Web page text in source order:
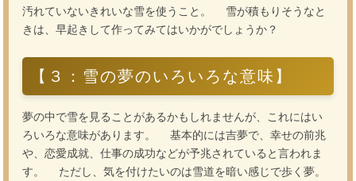
汚れていないきれいな雪を使うこと。 雪が積もりそうなと
きは、早起きして作ってみてはいかがでしょうか？
【３：雪の夢のいろいろな意味】
夢の中で雪を見ることがあるかもしれませんが、これにはい
ろいろな意味があります。 基本的には吉夢で、幸せの前兆
や、恋愛成就、仕事の成功などが予兆されていると言われま
す。 ただし、気を付けたいのは雪道を暗い感じで歩く夢。